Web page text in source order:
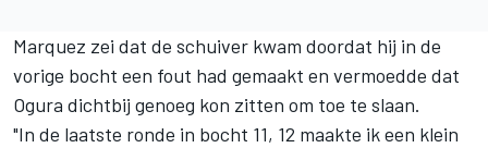
Marquez zei dat de schuiver kwam doordat hij in de
vorige bocht een fout had gemaakt en vermoedde dat
Ogura dichtbij genoeg kon zitten om toe te slaan.
"In de laatste ronde in bocht 11, 12 maakte ik een klein